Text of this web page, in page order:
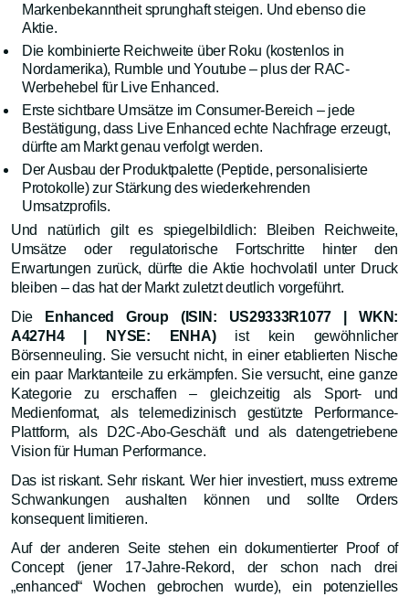
Markenbekanntheit sprunghaft steigen. Und ebenso die
Aktie.
Die kombinierte Reichweite über Roku (kostenlos in
Nordamerika), Rumble und Youtube – plus der RAC-
Werbehebel für Live Enhanced.
Erste sichtbare Umsätze im Consumer-Bereich – jede
Bestätigung, dass Live Enhanced echte Nachfrage erzeugt,
dürfte am Markt genau verfolgt werden.
Der Ausbau der Produktpalette (Peptide, personalisierte
Protokolle) zur Stärkung des wiederkehrenden
Umsatzprofils.
Und natürlich gilt es spiegelbildlich: Bleiben Reichweite,
Umsätze oder regulatorische Fortschritte hinter den
Erwartungen zurück, dürfte die Aktie hochvolatil unter Druck
bleiben – das hat der Markt zuletzt deutlich vorgeführt.
Die
Enhanced Group (ISIN: US29333R1077 | WKN:
A427H4 | NYSE: ENHA)ist kein gewöhnlicher
Börsenneuling. Sie versucht nicht, in einer etablierten Nische
ein paar Marktanteile zu erkämpfen. Sie versucht, eine ganze
Kategorie zu erschaffen – gleichzeitig als Sport- und
Medienformat, als telemedizinisch gestützte Performance-
Plattform, als D2C-Abo-Geschäft und als datengetriebene
Vision für Human Performance.
Das ist riskant. Sehr riskant. Wer hier investiert, muss extreme
Schwankungen aushalten können und sollte Orders
konsequent limitieren.
Auf der anderen Seite stehen ein dokumentierter Proof of
Concept (jener 17-Jahre-Rekord, der schon nach drei
„enhanced“ Wochen gebrochen wurde), ein potenzielles